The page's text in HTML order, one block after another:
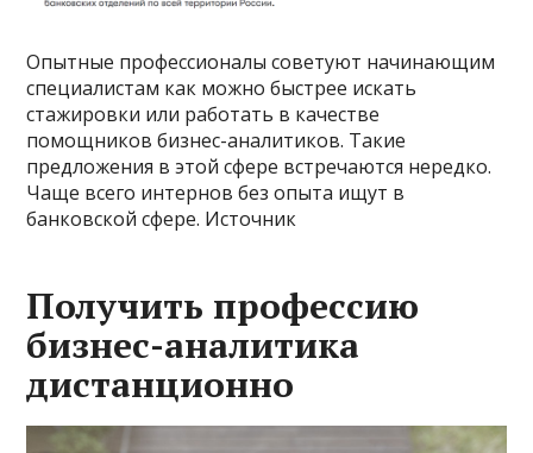
Опытные профессионалы советуют начинающим
специалистам как можно быстрее искать
стажировки или работать в качестве
помощников бизнес-аналитиков. Такие
предложения в этой сфере встречаются нередко.
Чаще всего интернов без опыта ищут в
банковской сфере. Источник
Получить профессию
бизнес-аналитика
дистанционно